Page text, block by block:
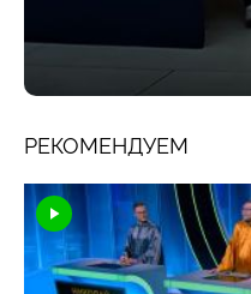
РЕКОМЕНДУЕМ